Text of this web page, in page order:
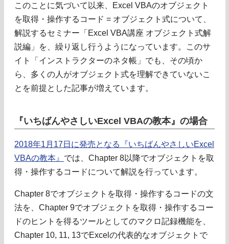
このことに気づいて以来、Excel VBAのオブジェクト
を取得・操作するコード = オブジェクト式について、
解説するセミナー「Excel VBA講座 オブジェクト式解
説編」を、繰り返し行うようになっています。このサ
イト「インストラクターのネタ帳」でも、その頃か
ら、多くの人がオブジェクト式を理解できていないこ
とを前提とした記事が増えています。
『いちばんやさしいExcel VBAの教本』の場合
2018年1月17日に発売となる『いちばんやさしいExcel
VBAの教本』 では、Chapter 8以降でオブジェクトを取
得・操作するコードについて解説を行っています。
Chapter 8でオブジェクトを取得・操作するコードの文
法を、Chapter 9でオブジェクトを取得・操作するコー
ドのヒントを得るツールとしてのマクロ記録機能を、
Chapter 10, 11, 13でExcelの代表的なオブジェクトで